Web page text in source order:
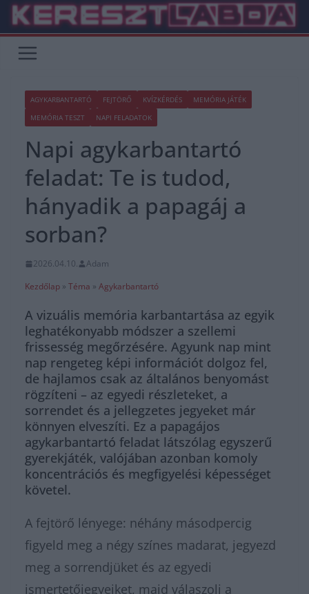
Skip
content
AGYKARBANTARTÓ FEJTÖRŐ KVÍZKÉRDÉS
MEMÓRIA JÁTÉK
MEMÓRIA TESZT
NAPI FELADATOK
Napi agykarbantartó
feladat: Te is tudod,
hányadik a papagáj a
sorban?
2026.04.10.
Adam
Kezdőlap » Téma » Agykarbantartó
A vizuális memória karbantartása az egyik
leghatékonyabb módszer a szellemi
frissesség megőrzésére. Agyunk nap mint
nap rengeteg képi információt dolgoz fel,
de hajlamos csak az általános benyomást
rögzíteni – az egyedi részleteket, a
sorrendet és a jellegzetes jegyeket már
könnyen elveszíti. Ez a papagájos
agykarbantartó feladat látszólag egyszerű
gyerekjáték, valójában azonban komoly
koncentrációs és megfigyelési képességet
követel.
A fejtörő lényege: néhány másodpercig
figyeld meg a négy színes madarat, jegyezd
meg a sorrendjüket és az egyedi
ismertetőjegyeiket, majd válaszolj a